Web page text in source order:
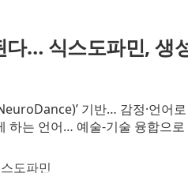
… 식스도파민, 생
기반… 감정·언어
하는 언어… 예술-기술 융합으
도파민